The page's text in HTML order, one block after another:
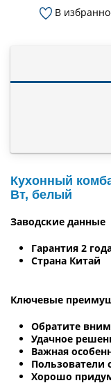
В
Кухонный
Вт, белый
Заводские данные
Гарантия 2
Страна Китай
Ключевые
Обратите
Удачное
Важная
Пользователи
Хорошо